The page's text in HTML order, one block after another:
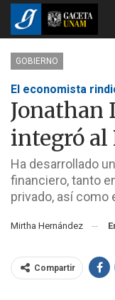
GOBIERNO
El economista
Jonathan
integró al
Ha desarrollado
financiero, tanto
privado, así
Mirtha Hernández
Compartir